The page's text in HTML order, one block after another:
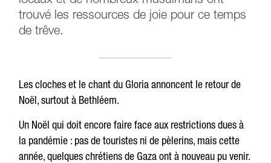
trouvé les ressources de joie pour ce temps
de trêve.
Les cloches et le chant du Gloria annoncent le retour de
Noël, surtout à Bethléem.
Un Noël qui doit encore faire face aux restrictions dues à
la pandémie : pas de touristes ni de pèlerins, mais cette
année, quelques chrétiens de Gaza ont à nouveau pu venir.